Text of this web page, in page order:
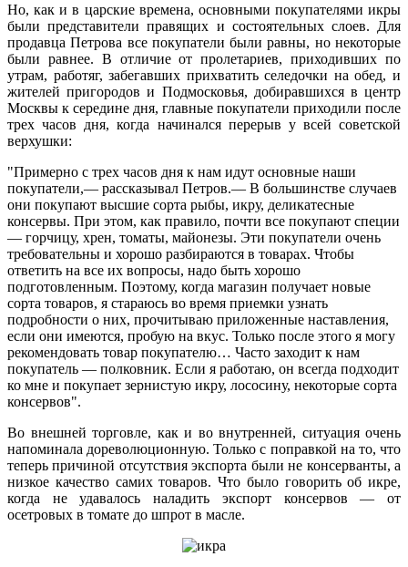
Но, как и в царские времена, основными покупателями икры
были представители правящих и состоятельных слоев. Для
продавца Петрова все покупатели были равны, но некоторые
были равнее. В отличие от пролетариев, приходивших по
утрам, работяг, забегавших прихватить селедочки на обед, и
жителей пригородов и Подмосковья, добиравшихся в центр
Москвы к середине дня, главные покупатели приходили после
трех часов дня, когда начинался перерыв у всей советской
верхушки:
"Примерно с трех часов дня к нам идут основные наши
покупатели,— рассказывал Петров.— В большинстве случаев
они покупают высшие сорта рыбы, икру, деликатесные
консервы. При этом, как правило, почти все покупают специи
— горчицу, хрен, томаты, майонезы. Эти покупатели очень
требовательны и хорошо разбираются в товарах. Чтобы
ответить на все их вопросы, надо быть хорошо
подготовленным. Поэтому, когда магазин получает новые
сорта товаров, я стараюсь во время приемки узнать
подробности о них, прочитываю приложенные наставления,
если они имеются, пробую на вкус. Только после этого я могу
рекомендовать товар покупателю… Часто заходит к нам
покупатель — полковник. Если я работаю, он всегда подходит
ко мне и покупает зернистую икру, лососину, некоторые сорта
консервов".
Во внешней торговле, как и во внутренней, ситуация очень
напоминала дореволюционную. Только с поправкой на то, что
теперь причиной отсутствия экспорта были не консерванты, а
низкое качество самих товаров. Что было говорить об икре,
когда не удавалось наладить экспорт консервов — от
осетровых в томате до шпрот в масле.